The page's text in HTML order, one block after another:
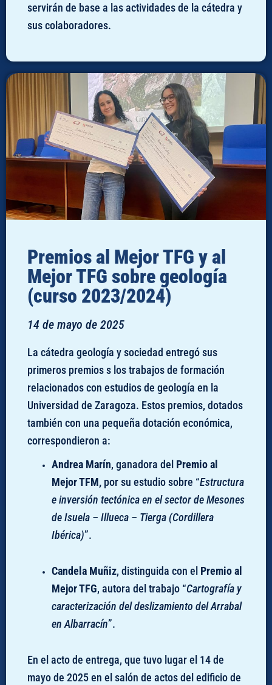
servirán de base a las actividades de la cátedra y
sus colaboradores.
Premios al Mejor TFG y al
Mejor TFG sobre geología
(curso 2023/2024)
14 de mayo de 2025
La cátedra geología y sociedad entregó sus
primeros premios s los trabajos de formación
relacionados con estudios de geología en la
Universidad de Zaragoza. Estos premios, dotados
también con una pequeña dotación económica,
correspondieron a:
Andrea Marín, ganadora del Premio al
Mejor TFM, por su estudio sobre “Estructura
e inversión tectónica en el sector de Mesones
de Isuela – Illueca – Tierga (Cordillera
Ibérica)”.
Candela Muñiz, distinguida con el Premio al
Mejor TFG, autora del trabajo “Cartografía y
caracterización del deslizamiento del Arrabal
en Albarracín”.
En el acto de entrega, que tuvo lugar el 14 de
mayo de 2025 en el salón de actos del edificio de